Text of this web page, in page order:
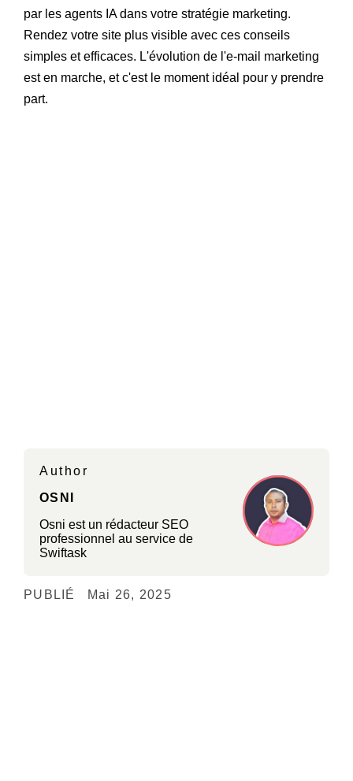
par les agents IA dans votre stratégie marketing.
Rendez votre site plus visible avec ces conseils
simples et efficaces. L'évolution de l'e-mail marketing
est en marche, et c'est le moment idéal pour y prendre
part.
Author
OSNI
Osni est un rédacteur SEO
professionnel au service de
Swiftask
PUBLIÉ Mai 26, 2025